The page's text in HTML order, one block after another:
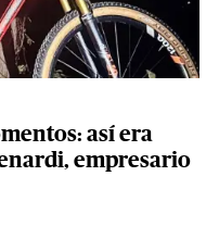
así era
empresario